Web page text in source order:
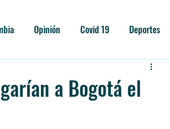
Opinión Covid 19 Deportes
a Bogotá el